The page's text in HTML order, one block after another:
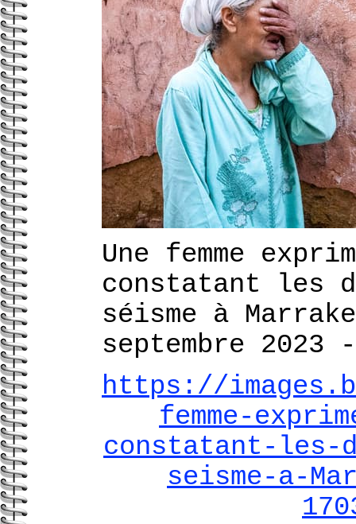
Une femme
constatant les
séisme à
septembre 2023
https://
femme-
constatant-les-
seisme-a-